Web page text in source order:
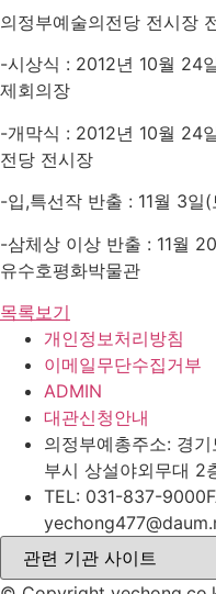
의정부예술의전당 전시장
-시상식 : 2012년 10월 24
제회의장
-개막식 : 2012년 10월 24
전당 전시장
-입,특선작 반출 : 11월 3일
-삼체상 이상 반출 : 11월
유수호평화박물관
목록보기
개인정보처리방침
이메일무단수집거부
ADMIN
대관신청안내
의정부예총주소: 경
부시 상설야외무대 2
TEL: 031-837-9000